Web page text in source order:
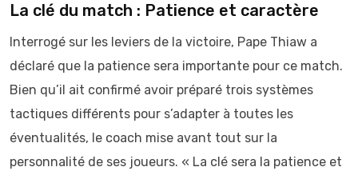
La clé du match : Patience et caractère
Interrogé sur les leviers de la victoire, Pape Thiaw a
déclaré que la patience sera importante pour ce match.
Bien qu’il ait confirmé avoir préparé trois systèmes
tactiques différents pour s’adapter à toutes les
éventualités, le coach mise avant tout sur la
personnalité de ses joueurs. « La clé sera la patience et